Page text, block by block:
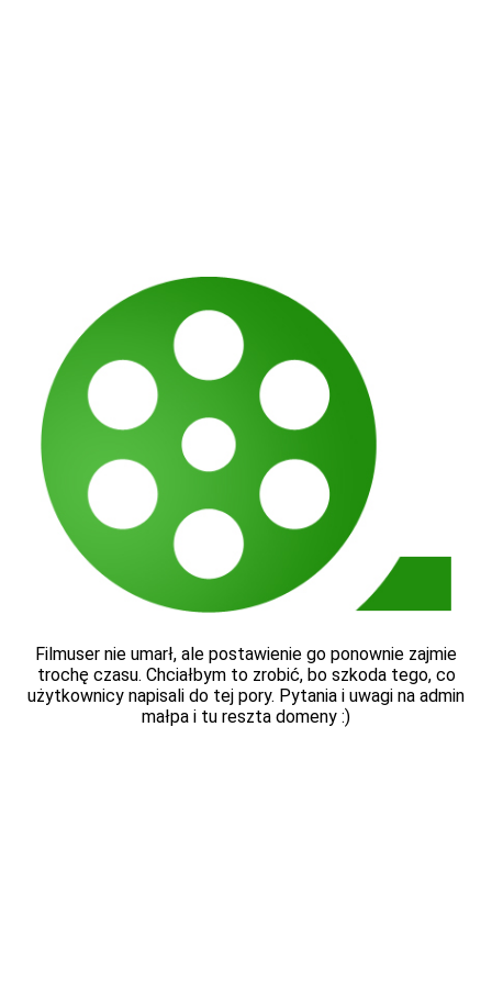
Filmuser nie umarł, ale postawienie go ponownie zajmie
trochę czasu. Chciałbym to zrobić, bo szkoda tego, co
użytkownicy napisali do tej pory. Pytania i uwagi na admin
małpa i tu reszta domeny :)